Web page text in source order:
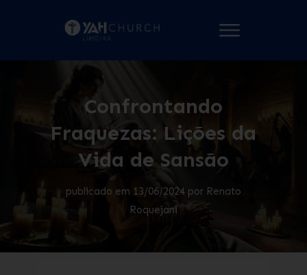
Confrontando
Fraquezas: Lições da
Vida de Sansão
publicado em 13/06/2024 por Renato
Roquejani